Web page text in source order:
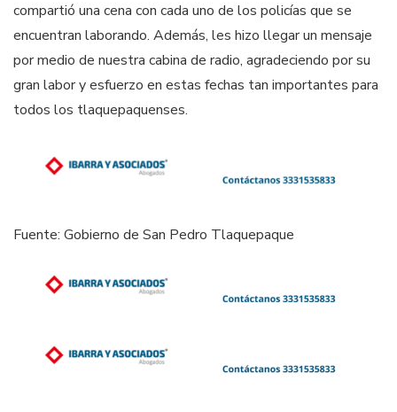
compartió una cena con cada uno de los policías que se
encuentran laborando. Además, les hizo llegar un mensaje
por medio de nuestra cabina de radio, agradeciendo por su
gran labor y esfuerzo en estas fechas tan importantes para
todos los tlaquepaquenses.
Fuente: Gobierno de San Pedro Tlaquepaque